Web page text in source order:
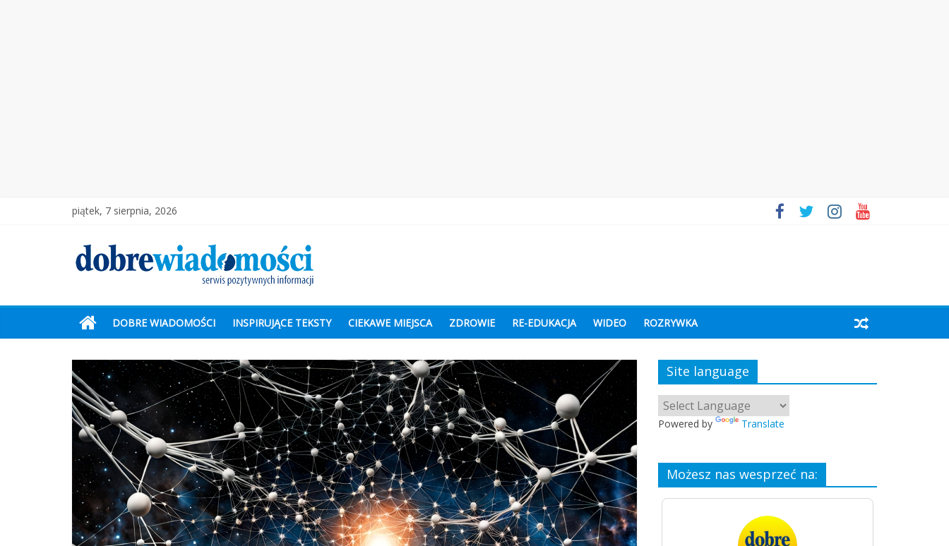
piątek, 7 sierpnia, 2026
DOBRE WIADOMOŚCI INSPIRUJĄCE TEKSTY CIEKAWE MIEJSCA ZDROWIE RE-EDUKACJA WIDEO ROZRYWKA
Site language
Powered by Translate
Możesz nas wesprzeć na: